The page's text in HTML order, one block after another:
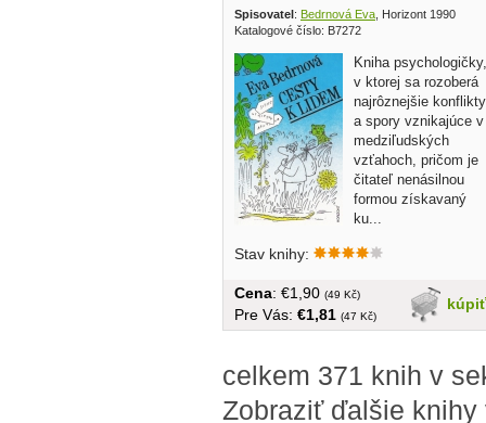
Spisovatel : Bedrnová Eva , Horizont 1990
Katalogové číslo: B7272
Kniha psychologičky,
v ktorej sa rozoberá
najrôznejšie konflikty
a spory vznikajúce v
medziľudských
vzťahoch, pričom je
čitateľ nenásilnou
formou získavaný
ku...
Stav knihy:
kúpiť
Cena: €1,90 (49 Kč)
Pre Vás: €1,81 (47 Kč)
celkem 371 knih v
Zobraziť ďalšie